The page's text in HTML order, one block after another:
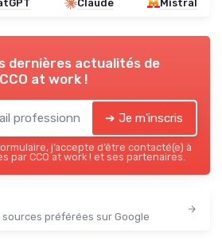
Claude Mistral
dernières actualités de
CCO at work !
➔ Je m'inscris
j’accepte d’être contacté(e) à
par CCO at work ! et ses partenaires.
préférées sur Google